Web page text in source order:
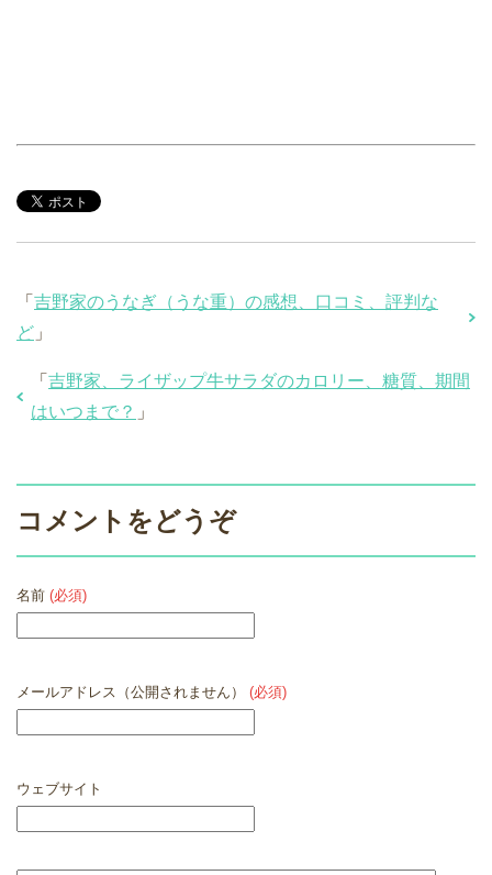
「 吉野家のうなぎ（うな重）の感想、口コミ、評判な
ど 」
「 吉野家、ライザップ牛サラダのカロリー、糖質、期間
はいつまで？ 」
コメントをどうぞ
名前 (必須)
メールアドレス（公開されません） (必須)
ウェブサイト